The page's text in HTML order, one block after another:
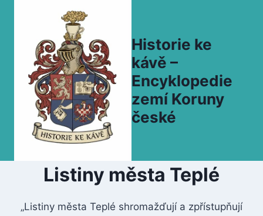
Historie ke
kávě –
Encyklopedie
zemí Koruny
české
Listiny města Teplé
„Listiny města Teplé shromažďují a zpřístupňují